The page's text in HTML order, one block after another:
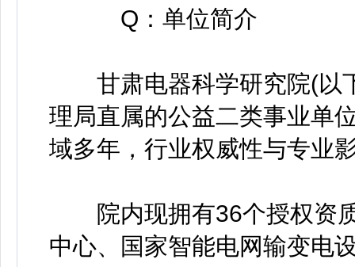
Q：单位简介
甘肃电器科学研究院(以下
理局直属的公益二类事业单
域多年，行业权威性与专业
院内现拥有36个授权资质
中心、国家智能电网输变电